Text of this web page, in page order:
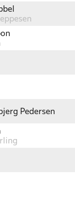
Pedersen